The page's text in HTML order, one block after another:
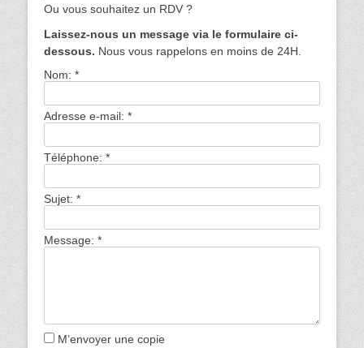
Ou vous souhaitez un RDV ?
Laissez-nous un message via le formulaire ci-
dessous. Nous vous rappelons en moins de 24H.
Nom: *
Adresse e-mail: *
Téléphone: *
Sujet: *
Message: *
M’envoyer une copie